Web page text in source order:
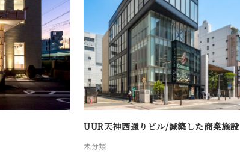
UUR天神西通りビル/減築した商業施設
未分類